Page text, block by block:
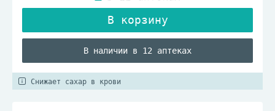
В наличии в 12 аптеках
Снижает сахар в крови